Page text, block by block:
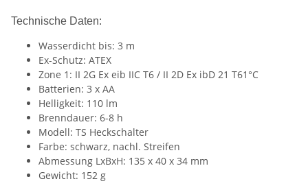
Technische Daten:
Wasserdicht bis: 3 m
Ex-Schutz: ATEX
Zone 1: II 2G Ex eib IIC T6 / II 2D Ex ibD 21 T61°C
Batterien: 3 x AA
Helligkeit: 110 lm
Brenndauer: 6-8 h
Modell: TS Heckschalter
Farbe: schwarz, nachl. Streifen
Abmessung LxBxH: 135 x 40 x 34 mm
Gewicht: 152 g